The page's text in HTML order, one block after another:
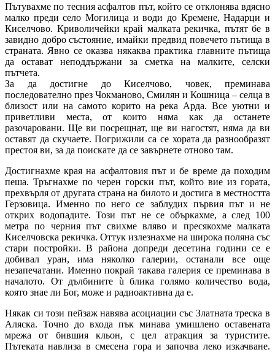
Пътувахме по тесния асфалтов път, който се отклонява вдясно
малко преди село Могилица и води до Кремене, Надарци и
Киселчово. Криволичейки край малката рекичка, пътят бе в
завидно добро състояние, имайки предвид повечето пътища в
страната. Явно се оказва някаква практика главните пътища
да остават неподдържани за сметка на малките, селски
пътчета.
За да достигне до Киселчово, човек, преминава
последователно през Чокманово, Смилян и Кошница – селца в
близост или на самото корито на река Арда. Все уютни и
приветливи места, от които няма как да останете
разочаровани. Ще ви посрещнат, ще ви нагостят, няма да ви
оставят да скучаете. Погрижили са се хората да разнообразят
престоя ви, за да поискате да се завърнете отново там.
Достигнахме края на асфалтовия път и бе време да походим
пеша. Тръгнахме по черен горски път, който вие из гората,
прехвърля от другата страна на билото и достига в местността
Герзовица. Именно по него се заблудих първия път и не
открих водопадите. Този път не се объркахме, а след 100
метра по черния път свихме вляво и пресякохме малката
Киселчовска рекичка. Оттук излезнахме на широка поляна със
стари постройки. В района допреди десетина години се е
добивал уран, има няколко галерии, останали все още
незапечатани. Именно покрай такава галерия се преминава в
началото. От дълбините ù блика голямо количество вода,
която знае ли Бог, може и радиоактивна да е.
Някак си този пейзаж навява асоциации със Златната треска в
Аляска. Точно до входа пък минава умишлено оставената
мрежа от бившия кльон, с цел атракция за туристите.
Пътеката навлиза в смесена гора и започва леко изкачване.